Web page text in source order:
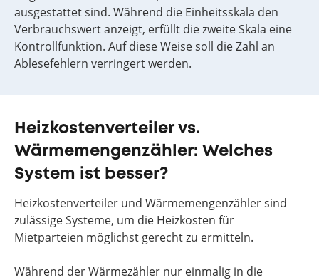
ausgestattet sind. Während die Einheitsskala den
Verbrauchswert anzeigt, erfüllt die zweite Skala eine
Kontrollfunktion. Auf diese Weise soll die Zahl an
Ablesefehlern verringert werden.
Heizkostenverteiler vs.
Wärmemengenzähler: Welches
System ist besser?
Heizkostenverteiler und Wärmemengenzähler sind
zulässige Systeme, um die Heizkosten für
Mietparteien möglichst gerecht zu ermitteln.
Während der Wärmezähler nur einmalig in die